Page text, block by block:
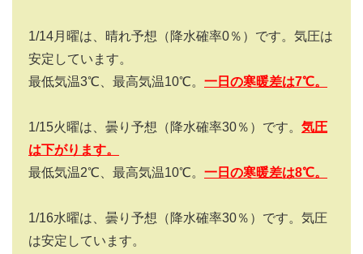
1/14月曜は、晴れ予想（降水確率0％）です。気圧は
安定しています。
最低気温3℃、最高気温10℃。 一日の寒暖差は7℃。
1/15火曜は、曇り予想（降水確率30％）です。 気圧
は下がります。
最低気温2℃、最高気温10℃。 一日の寒暖差は8℃。
1/16水曜は、曇り予想（降水確率30％）です。気圧
は安定しています。